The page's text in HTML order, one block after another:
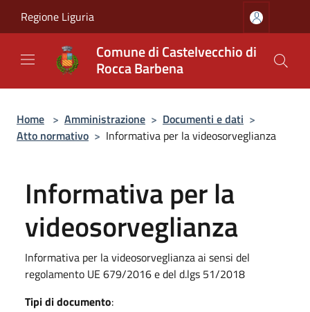
Regione Liguria
Comune di Castelvecchio di
Rocca Barbena
Home > Amministrazione > Documenti e dati >
Atto normativo > Informativa per la videosorveglianza
Informativa per la
videosorveglianza
Informativa per la videosorveglianza ai sensi del
regolamento UE 679/2016 e del d.lgs 51/2018
Tipi di documento: